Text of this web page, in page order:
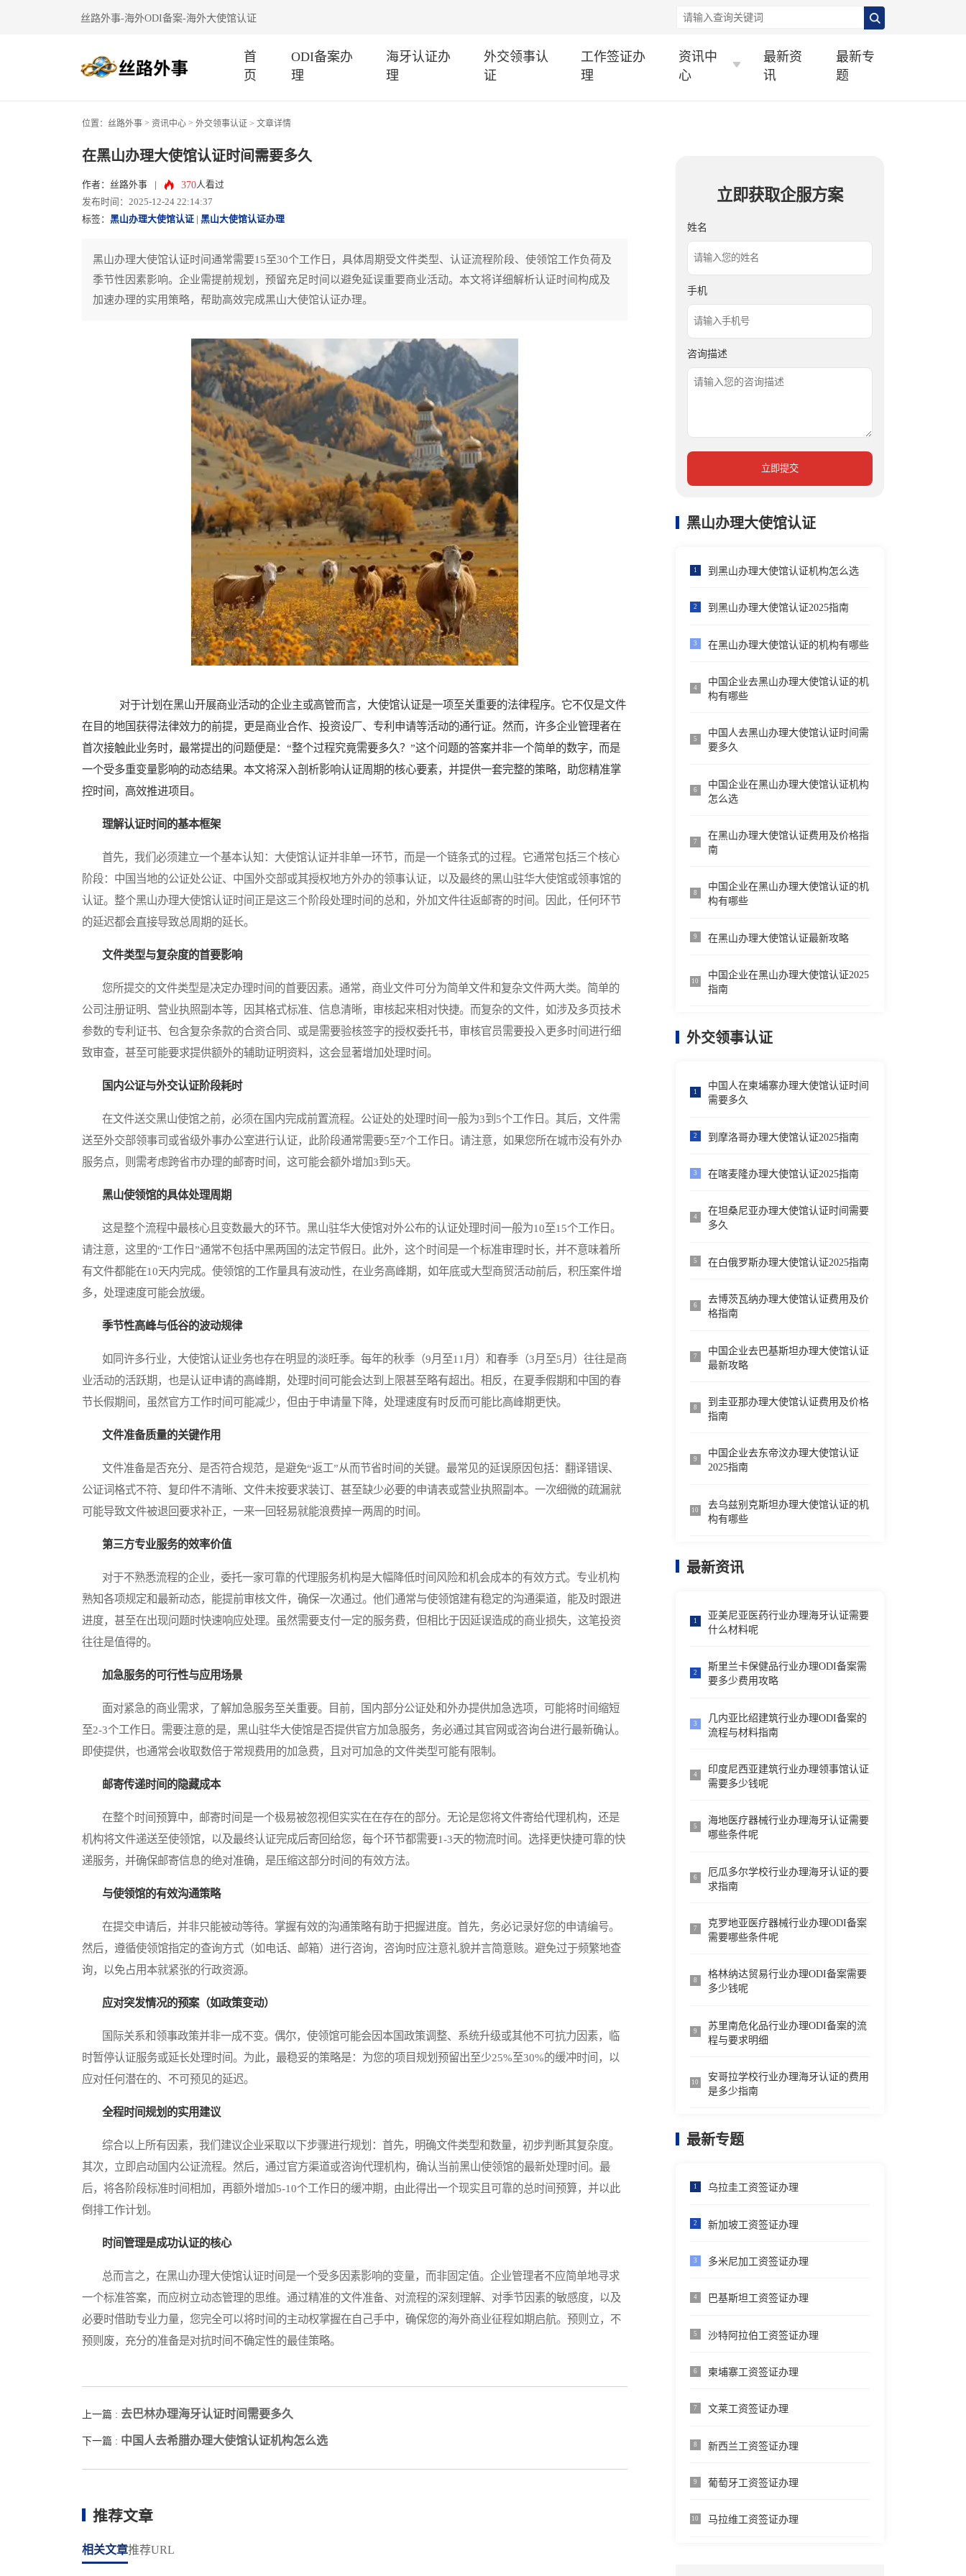
丝路外事-海外ODI备案-海外大使馆认证
首
页
ODI备案办
理
海牙认证办
理
外交领事认
证
工作签证办
理
资讯中
心
最新资
讯
最新专
题
位置： 丝路外事 > 资讯中心 > 外交领事认证 > 文章详情
在黑山办理大使馆认证时间需要多久
作者：丝路外事 370人看过
发布时间：2025-12-24 22:14:37
标签： 黑山办理大使馆认证 黑山大使馆认证办理
黑山办理大使馆认证时间通常需要15至30个工作日，具体周期受文件类型、认证流程阶段、使领馆工作负荷及
季节性因素影响。企业需提前规划，预留充足时间以避免延误重要商业活动。本文将详细解析认证时间构成及
加速办理的实用策略，帮助高效完成黑山大使馆认证办理。
对于计划在黑山开展商业活动的企业主或高管而言，大使馆认证是一项至关重要的法律程序。它不仅是文件
在目的地国获得法律效力的前提，更是商业合作、投资设厂、专利申请等活动的通行证。然而，许多企业管理者在
首次接触此业务时，最常提出的问题便是：“整个过程究竟需要多久？”这个问题的答案并非一个简单的数字，而是
一个受多重变量影响的动态结果。本文将深入剖析影响认证周期的核心要素，并提供一套完整的策略，助您精准掌
控时间，高效推进项目。
理解认证时间的基本框架
首先，我们必须建立一个基本认知：大使馆认证并非单一环节，而是一个链条式的过程。它通常包括三个核心
阶段：中国当地的公证处公证、中国外交部或其授权地方外办的领事认证，以及最终的黑山驻华大使馆或领事馆的
认证。整个黑山办理大使馆认证时间正是这三个阶段处理时间的总和，外加文件往返邮寄的时间。因此，任何环节
的延迟都会直接导致总周期的延长。
文件类型与复杂度的首要影响
您所提交的文件类型是决定办理时间的首要因素。通常，商业文件可分为简单文件和复杂文件两大类。简单的
公司注册证明、营业执照副本等，因其格式标准、信息清晰，审核起来相对快捷。而复杂的文件，如涉及多页技术
参数的专利证书、包含复杂条款的合资合同、或是需要验核签字的授权委托书，审核官员需要投入更多时间进行细
致审查，甚至可能要求提供额外的辅助证明资料，这会显著增加处理时间。
国内公证与外交认证阶段耗时
在文件送交黑山使馆之前，必须在国内完成前置流程。公证处的处理时间一般为3到5个工作日。其后，文件需
送至外交部领事司或省级外事办公室进行认证，此阶段通常需要5至7个工作日。请注意，如果您所在城市没有外办
服务点，则需考虑跨省市办理的邮寄时间，这可能会额外增加3到5天。
黑山使领馆的具体处理周期
这是整个流程中最核心且变数最大的环节。黑山驻华大使馆对外公布的认证处理时间一般为10至15个工作日。
请注意，这里的“工作日”通常不包括中黑两国的法定节假日。此外，这个时间是一个标准审理时长，并不意味着所
有文件都能在10天内完成。使领馆的工作量具有波动性，在业务高峰期，如年底或大型商贸活动前后，积压案件增
多，处理速度可能会放缓。
季节性高峰与低谷的波动规律
如同许多行业，大使馆认证业务也存在明显的淡旺季。每年的秋季（9月至11月）和春季（3月至5月）往往是商
业活动的活跃期，也是认证申请的高峰期，处理时间可能会达到上限甚至略有超出。相反，在夏季假期和中国的春
节长假期间，虽然官方工作时间可能减少，但由于申请量下降，处理速度有时反而可能比高峰期更快。
文件准备质量的关键作用
文件准备是否充分、是否符合规范，是避免“返工”从而节省时间的关键。最常见的延误原因包括：翻译错误、
公证词格式不符、复印件不清晰、文件未按要求装订、甚至缺少必要的申请表或营业执照副本。一次细微的疏漏就
可能导致文件被退回要求补正，一来一回轻易就能浪费掉一两周的时间。
第三方专业服务的效率价值
对于不熟悉流程的企业，委托一家可靠的代理服务机构是大幅降低时间风险和机会成本的有效方式。专业机构
熟知各项规定和最新动态，能提前审核文件，确保一次通过。他们通常与使领馆建有稳定的沟通渠道，能及时跟进
进度，甚至在出现问题时快速响应处理。虽然需要支付一定的服务费，但相比于因延误造成的商业损失，这笔投资
往往是值得的。
加急服务的可行性与应用场景
面对紧急的商业需求，了解加急服务至关重要。目前，国内部分公证处和外办提供加急选项，可能将时间缩短
至2-3个工作日。需要注意的是，黑山驻华大使馆是否提供官方加急服务，务必通过其官网或咨询台进行最新确认。
即使提供，也通常会收取数倍于常规费用的加急费，且对可加急的文件类型可能有限制。
邮寄传递时间的隐藏成本
在整个时间预算中，邮寄时间是一个极易被忽视但实实在在存在的部分。无论是您将文件寄给代理机构，还是
机构将文件递送至使领馆，以及最终认证完成后寄回给您，每个环节都需要1-3天的物流时间。选择更快捷可靠的快
递服务，并确保邮寄信息的绝对准确，是压缩这部分时间的有效方法。
与使领馆的有效沟通策略
在提交申请后，并非只能被动等待。掌握有效的沟通策略有助于把握进度。首先，务必记录好您的申请编号。
然后，遵循使领馆指定的查询方式（如电话、邮箱）进行咨询，咨询时应注意礼貌并言简意赅。避免过于频繁地查
询，以免占用本就紧张的行政资源。
应对突发情况的预案（如政策变动）
国际关系和领事政策并非一成不变。偶尔，使领馆可能会因本国政策调整、系统升级或其他不可抗力因素，临
时暂停认证服务或延长处理时间。为此，最稳妥的策略是：为您的项目规划预留出至少25%至30%的缓冲时间，以
应对任何潜在的、不可预见的延迟。
全程时间规划的实用建议
综合以上所有因素，我们建议企业采取以下步骤进行规划：首先，明确文件类型和数量，初步判断其复杂度。
其次，立即启动国内公证流程。然后，通过官方渠道或咨询代理机构，确认当前黑山使领馆的最新处理时间。最
后，将各阶段标准时间相加，再额外增加5-10个工作日的缓冲期，由此得出一个现实且可靠的总时间预算，并以此
倒排工作计划。
时间管理是成功认证的核心
总而言之，在黑山办理大使馆认证时间是一个受多因素影响的变量，而非固定值。企业管理者不应简单地寻求
一个标准答案，而应树立动态管理的思维。通过精准的文件准备、对流程的深刻理解、对季节因素的敏感度，以及
必要时借助专业力量，您完全可以将时间的主动权掌握在自己手中，确保您的海外商业征程如期启航。预则立，不
预则废，充分的准备是对抗时间不确定性的最佳策略。
上一篇 : 去巴林办理海牙认证时间需要多久
下一篇 : 中国人去希腊办理大使馆认证机构怎么选
推荐文章
相关文章推荐URL
立即获取企服方案
姓名
手机
咨询描述
立即提交
黑山办理大使馆认证
1 到黑山办理大使馆认证机构怎么选
2 到黑山办理大使馆认证2025指南
3 在黑山办理大使馆认证的机构有哪些
4
中国企业去黑山办理大使馆认证的机
构有哪些
5
中国人去黑山办理大使馆认证时间需
要多久
6
中国企业在黑山办理大使馆认证机构
怎么选
7
在黑山办理大使馆认证费用及价格指
南
8
中国企业在黑山办理大使馆认证的机
构有哪些
9 在黑山办理大使馆认证最新攻略
10
中国企业在黑山办理大使馆认证2025
指南
外交领事认证
1
中国人在柬埔寨办理大使馆认证时间
需要多久
2 到摩洛哥办理大使馆认证2025指南
3 在喀麦隆办理大使馆认证2025指南
4
在坦桑尼亚办理大使馆认证时间需要
多久
5 在白俄罗斯办理大使馆认证2025指南
6
去博茨瓦纳办理大使馆认证费用及价
格指南
7
中国企业去巴基斯坦办理大使馆认证
最新攻略
8
到圭亚那办理大使馆认证费用及价格
指南
9
中国企业去东帝汶办理大使馆认证
2025指南
10
去乌兹别克斯坦办理大使馆认证的机
构有哪些
最新资讯
1
亚美尼亚医药行业办理海牙认证需要
什么材料呢
2
斯里兰卡保健品行业办理ODI备案需
要多少费用攻略
3
几内亚比绍建筑行业办理ODI备案的
流程与材料指南
4
印度尼西亚建筑行业办理领事馆认证
需要多少钱呢
5
海地医疗器械行业办理海牙认证需要
哪些条件呢
6
厄瓜多尔学校行业办理海牙认证的要
求指南
7
克罗地亚医疗器械行业办理ODI备案
需要哪些条件呢
8
格林纳达贸易行业办理ODI备案需要
多少钱呢
9
苏里南危化品行业办理ODI备案的流
程与要求明细
10
安哥拉学校行业办理海牙认证的费用
是多少指南
最新专题
1 乌拉圭工资签证办理
2 新加坡工资签证办理
3 多米尼加工资签证办理
4 巴基斯坦工资签证办理
5 沙特阿拉伯工资签证办理
6 柬埔寨工资签证办理
7 文莱工资签证办理
8 新西兰工资签证办理
9 葡萄牙工资签证办理
10 马拉维工资签证办理